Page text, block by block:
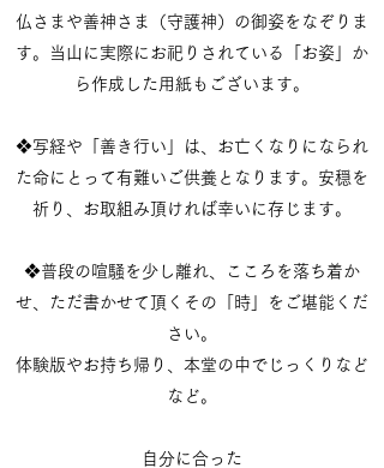
仏さまや善神さま（守護神）の御姿をなぞりま
す。当山に実際にお祀りされている「お姿」か
ら作成した用紙もございます。
❖写経や「善き行い」は、お亡くなりになられ
た命にとって有難いご供養となります。安穏を
祈り​、お取組み頂ければ幸いに存じます。
❖普段の喧騒を少し離れ、こころを落ち着か
せ、ただ書かせて頂くその「時」をご堪能くだ
さい。
体験版やお持ち帰り、本堂の中でじっくりなど
など。
自分に合った